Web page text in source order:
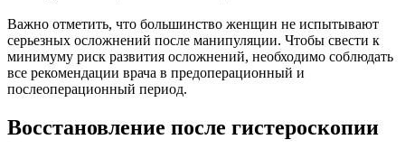
Важно отметить, что большинство женщин не испытывают
серьезных осложнений после манипуляции. Чтобы свести к
минимуму риск развития осложнений, необходимо соблюдать
все рекомендации врача в предоперационный и
послеоперационный период.
Восстановление после гистероскопии